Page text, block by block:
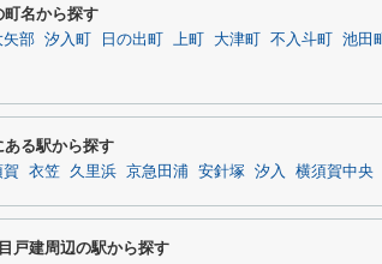
町名から探す
矢部 汐入町 日の出町 上町 大津町 不入斗町 池田町
ある駅から探す
賀 衣笠 久里浜 京急田浦 安針塚 汐入 横須賀中央
戸建周辺の駅から探す